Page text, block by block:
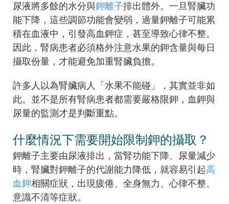
尿液將多餘的水分與鉀離子排出體外。一旦腎臟功
能下降，這些調節功能會變弱，過量鉀離子可能累
積在血液中，引發高血鉀症，甚至導致心律不整。
因此，腎病患者必須格外注意水果的鉀含量與每日
攝取份量，才能避免加重腎臟負擔。
許多人以為腎臟病人「水果不能碰」，其實並非如
此。並不是所有腎病患者都需要嚴格限鉀，血鉀與
尿量的監測才是判斷重點。
什麼情況下需要開始限制鉀的攝取？
鉀離子主要由尿液排出，當腎功能下降、尿量減少
時，腎臟對鉀離子的代謝能力降低，就容易引起高
血鉀相關症狀，出現疲倦、全身無力、心律不整、
意識不清等症狀。